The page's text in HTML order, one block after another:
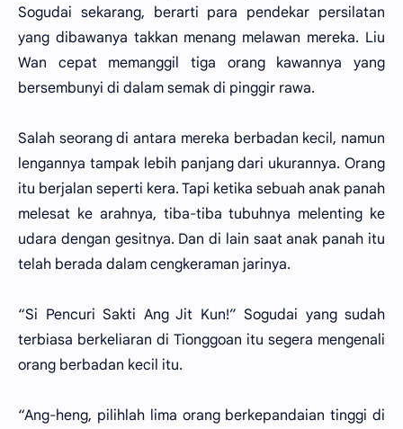
Sogudai sekarang, berarti para pendekar persilatan
yang dibawanya takkan menang melawan mereka. Liu
Wan cepat memanggil tiga orang kawannya yang
bersembunyi di dalam semak di pinggir rawa.
Salah seorang di antara mereka berbadan kecil, namun
lengannya tampak lebih panjang dari ukurannya. Orang
itu berjalan seperti kera. Tapi ketika sebuah anak panah
melesat ke arahnya, tiba-tiba tubuhnya melenting ke
udara dengan gesitnya. Dan di lain saat anak panah itu
telah berada dalam cengkeraman jarinya.
“Si Pencuri Sakti Ang Jit Kun!” Sogudai yang sudah
terbiasa berkeliaran di Tionggoan itu segera mengenali
orang berbadan kecil itu.
“Ang-heng, pilihlah lima orang berkepandaian tinggi di